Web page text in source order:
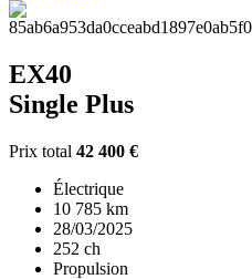
EX40
Single Plus
Prix total 42 400 €
Électrique
10 785 km
28/03/2025
252 ch
Propulsion